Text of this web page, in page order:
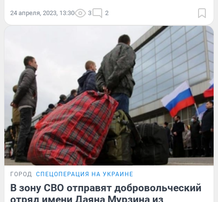
24 апреля, 2023, 13:30 3 2
ГОРОД СПЕЦОПЕРАЦИЯ НА УКРАИНЕ
В зону СВО отправят добровольческий
отряд имени Даяна Мурзина из